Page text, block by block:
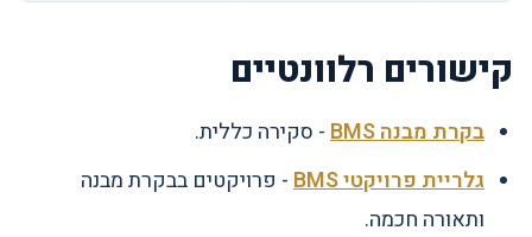
קישורים רלוונטיים
בקרת מבנה BMS
- סקירה כללית.
גלריית פרויקטי BMS
- פרויקטים בבקרת מבנה
ותאורה חכמה.